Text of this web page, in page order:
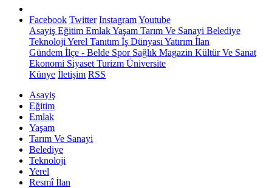
Facebook Twitter InstagramYoutube
Asayiş Eğitim EmlakYaşam Tarım Ve Sanayi Belediye
Teknoloji Yerel Tanıtım İş Dünyası Yatırım İlan
Gündem İlçe - Belde SporSağlık Magazin Kültür Ve Sanat
Ekonomi Siyaset Turizm Üniversite
Künye İletişim RSS
Asayiş
Eğitim
Emlak
Yaşam
Tarım Ve Sanayi
Belediye
Teknoloji
Yerel
Resmî İlan